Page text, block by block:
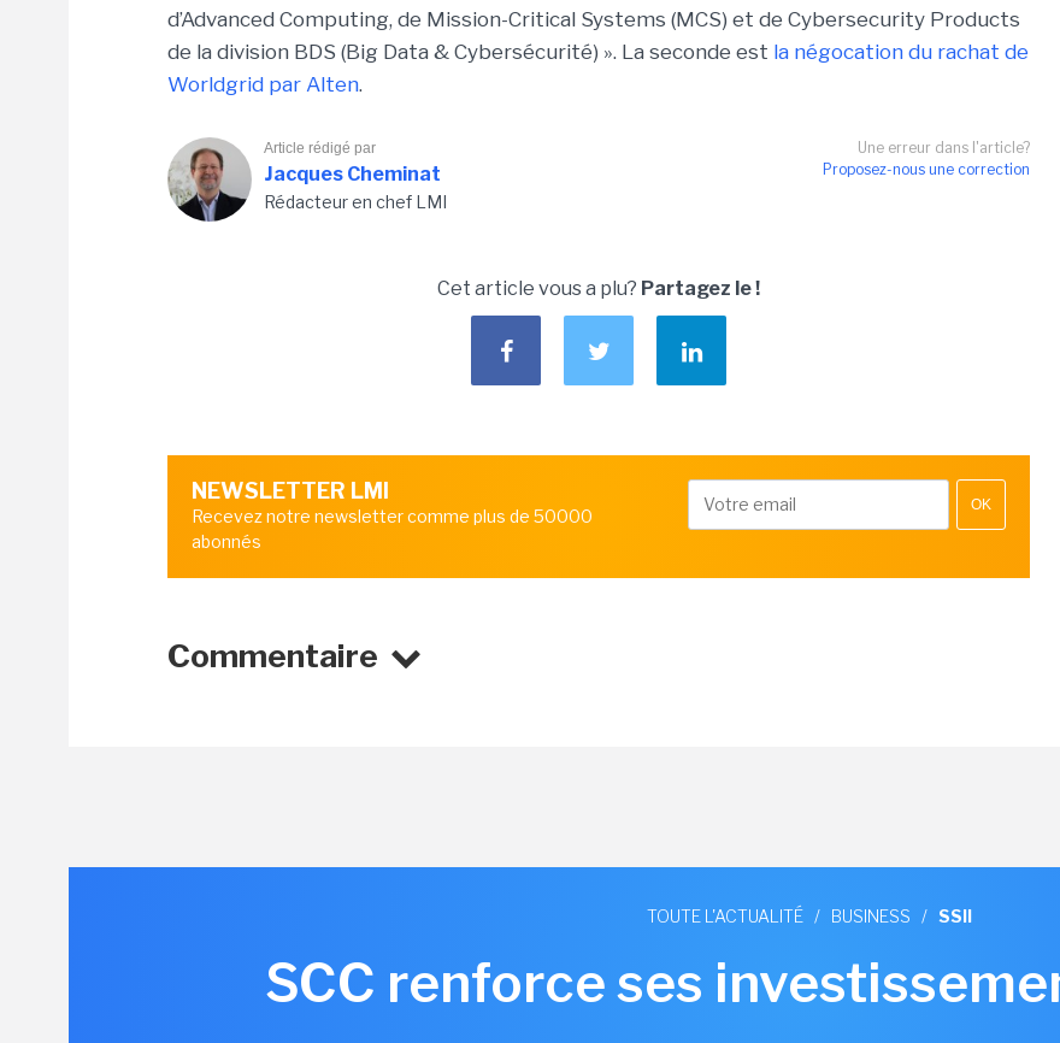
d’Advanced Computing, de Mission-Critical Systems (MCS) et de Cybersecurity Products
de la division BDS (Big Data & Cybersécurité) ». La seconde est la négocation du rachat de
Worldgrid par Alten.
Une erreur dans l'article?
Proposez-nous une correction
Article rédigé par
Jacques Cheminat
Rédacteur en chef LMI
Cet article vous a plu? Partagez le !
NEWSLETTER LMI
Recevez notre newsletter comme plus de 50000
abonnés
OK
Commentaire
TOUTE L'ACTUALITÉ / BUSINESS / SSII
SCC renforce ses